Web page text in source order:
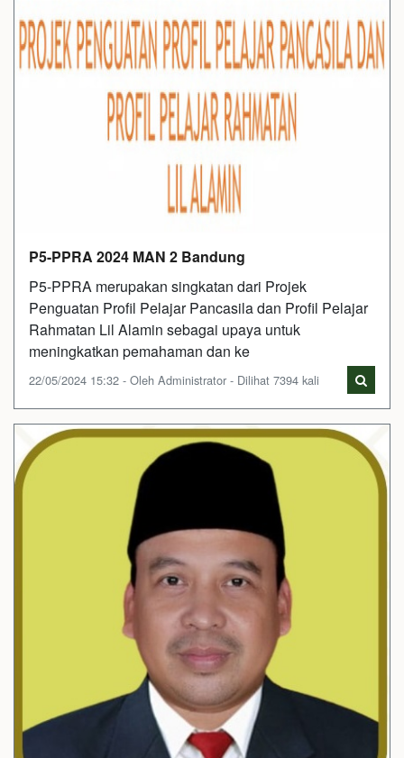
P5-PPRA 2024 MAN 2 Bandung
P5-PPRA merupakan singkatan dari Projek
Penguatan Profil Pelajar Pancasila dan Profil Pelajar
Rahmatan Lil Alamin sebagai upaya untuk
meningkatkan pemahaman dan ke
22/05/2024 15:32 - Oleh Administrator - Dilihat 7394 kali